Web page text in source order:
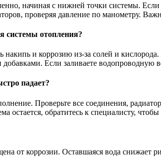
начиная с нижней точки системы.
проверяя давление по манометру.
системы отопления?
и коррозию из-за солей и
Если заливаете водопроводную
падает?
Проверьте все соединения,
остается, обратитесь к специалисту,
от коррозии. Оставшаяся вода снижает